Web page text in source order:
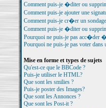
Comment puis-je �diter ou
Comment puis-je ajouter une
Comment puis-je cr�er un
Comment puis-je �diter ou
Pourquoi ne puis-je pas acc�der
Pourquoi ne puis-je pas voter dans
Mise en forme et types de sujets
Qu'est-ce que le BBCode ?
Puis-je utiliser le HTML?
Que sont les smilies ?
Puis-je poster des Images?
Que sont les Annonces ?
Que sont les Post-it ?